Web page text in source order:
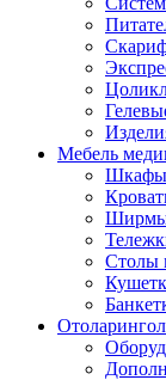
Мебель
Шкафы
Ширмы
Столы